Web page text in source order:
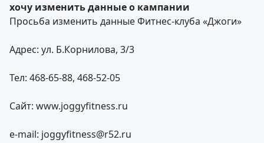
хочу изменить данные о кампании
Просьба изменить данные Фитнес-клуба «Джоги»
Адрес: ул. Б.Корнилова, 3/3
Тел: 468-65-88, 468-52-05
Сайт: www.joggyfitness.ru
e-mail: joggyfitness@r52.ru